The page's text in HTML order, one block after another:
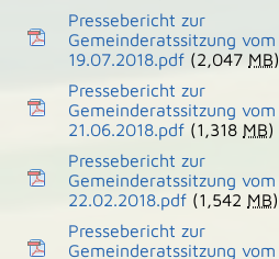
Pressebericht zur
Gemeinderatssitzung vom
19.07.2018.pdf (2,047 MB)
Pressebericht zur
Gemeinderatssitzung vom
21.06.2018.pdf (1,318 MB)
Pressebericht zur
Gemeinderatssitzung vom
22.02.2018.pdf (1,542 MB)
Pressebericht zur
Gemeinderatssitzung vom